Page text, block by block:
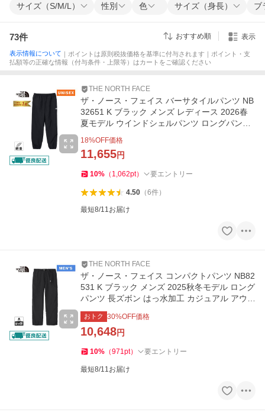
サイズ（S/M/L） 性別 色 サイズ（身長） ブ
73件 おすすめ順 表示
表示情報について ｜ポイントは原則税抜価格を基準に付与されます｜ポイント・支
払額等の正確な情報（付与条件・上限等）はカートをご確認ください
THE NORTH FACE
ザ・ノース・フェイス バーサタイルパンツ NB
32651 K ブラック メンズ レディース 2026春
夏モデル ウインドシェルパンツ ロングパンツ
18%OFF価格
11,655円
10% （ 1,062pt） 要エントリー
4.50（6件）
最短8/11お届け
THE NORTH FACE
ザ・ノース・フェイス コンパクトパンツ NB82
531 K ブラック メンズ 2025秋冬モデル ロング
パンツ 長ズボン はっ水加工 カジュアル アウト
ドア タウンユース
おトク 30%OFF価格
10,648円
10% （971pt） 要エントリー
最短8/11お届け